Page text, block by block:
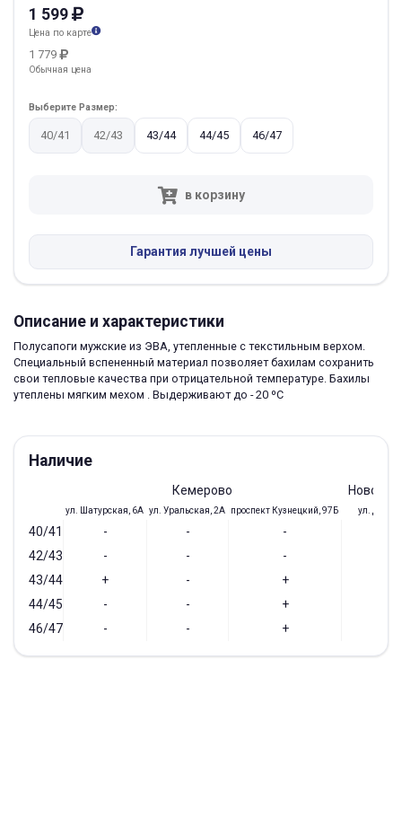
1 599
Цена по карте
1 779
Обычная цена
Выберите Размер:
40/41 42/43 43/44 44/45 46/47
в корзину
Гарантия лучшей цены
Описание и характеристики
Полусапоги мужские из ЭВА, утепленные с текстильным верхом.
Специальный вспененный материал позволяет бахилам сохранить
свои тепловые качества при отрицательной температуре. Бахилы
утеплены мягким мехом . Выдерживают до - 20 ºС
Наличие
Кемерово
ул. Шатурская, 6А ул. Уральская, 2А проспект Кузнецкий, 97Б ул. Доз,
40/41 - - -
42/43
- - -
43/44
+ - +
44/45
- - +
46/47
- - +